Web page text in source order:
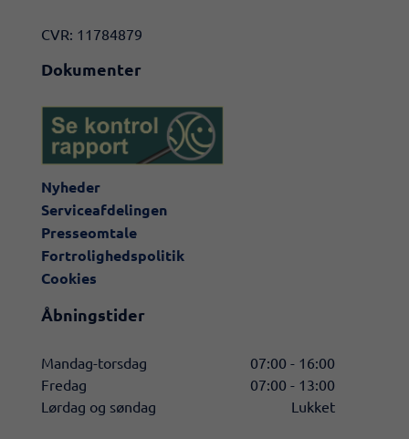
CVR: 11784879
Dokumenter
Nyheder
Serviceafdelingen
Presseomtale
Fortrolighedspolitik
Cookies
Åbningstider
Mandag-torsdag
07:00 - 16:00
Fredag
07:00 - 13:00
Lørdag og søndag
Lukket